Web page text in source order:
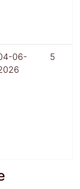
06-
5